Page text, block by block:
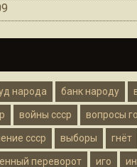
народа банк народу
войны ссср вопросы
ссср выборы гнёт
переворот иго